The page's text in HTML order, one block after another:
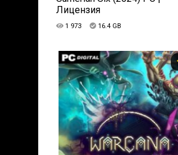
Лицензия
1 973 16.4 GB